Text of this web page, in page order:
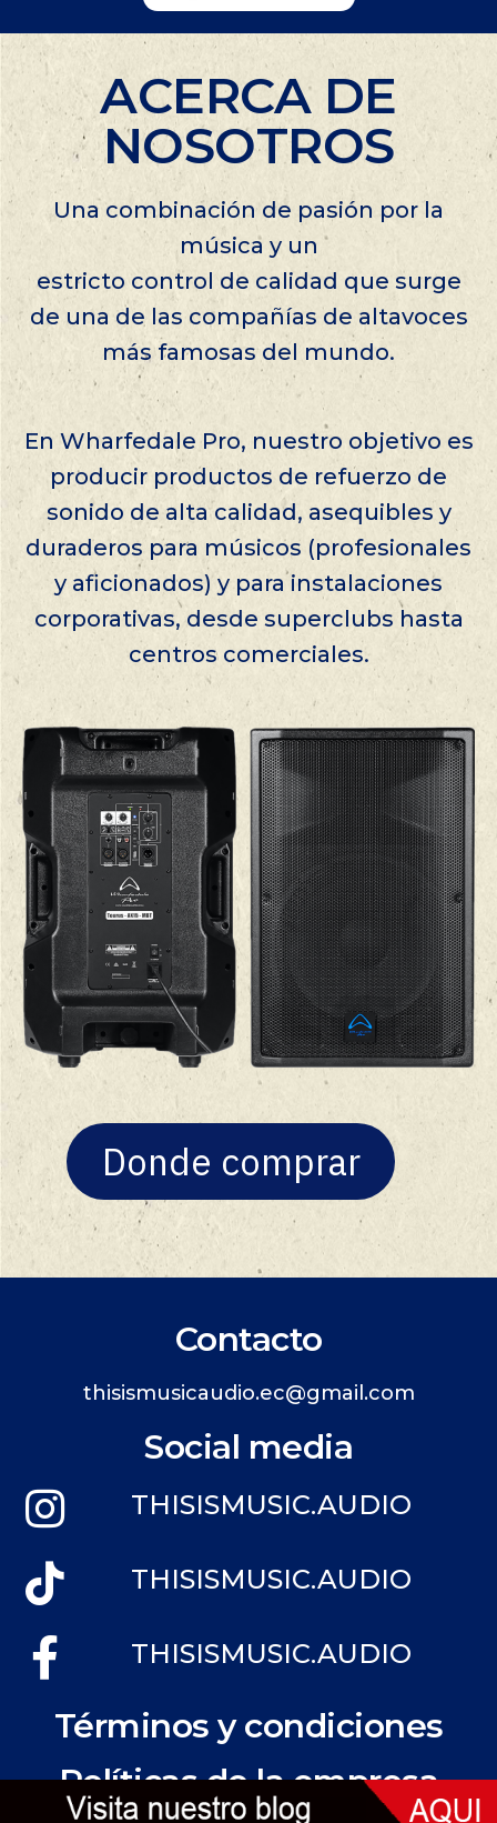
ACERCA DE
NOSOTROS
Una combinación de pasión por la
música y un
estricto control de calidad que surge
de una de las compañías de altavoces
más famosas del mundo.
En Wharfedale Pro, nuestro objetivo es
producir productos de refuerzo de
sonido de alta calidad, asequibles y
duraderos para músicos (profesionales
y aficionados) y para instalaciones
corporativas, desde superclubs hasta
centros comerciales.
Donde comprar
Contacto
thisismusicaudio.ec@gmail.com
Social media
THISISMUSIC.AUDIO
THISISMUSIC.AUDIO
THISISMUSIC.AUDIO
Términos y condiciones
Políticas de la empresa